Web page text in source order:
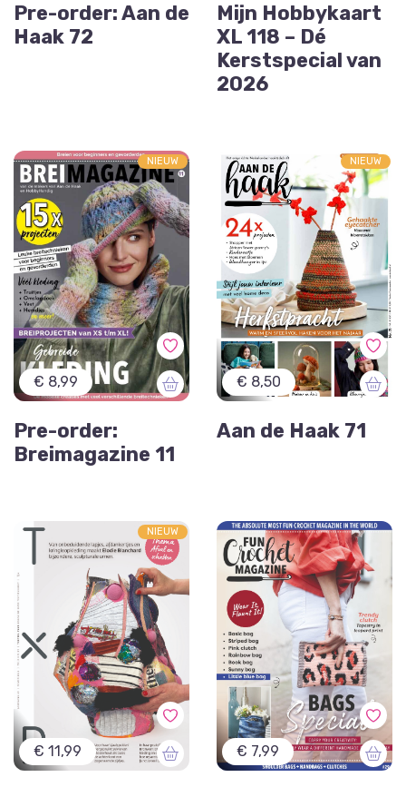
Pre-order: Aan de
Haak 72
Mijn Hobbykaart
XL 118 – Dé
Kerstspecial van
2026
NIEUW
€ 8,99
Pre-order:
Breimagazine 11
NIEUW
€ 8,50
Aan de Haak 71
NIEUW
€ 11,99 € 7,99